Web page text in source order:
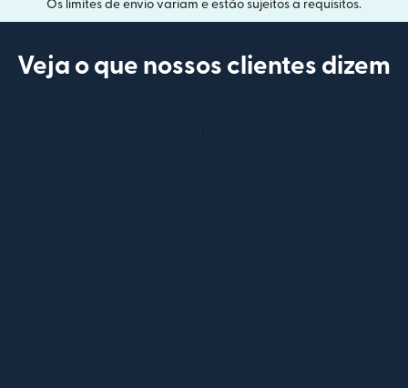
Os limites de envio variam e estão sujeitos a requisitos.
Veja o que nossos clientes dizem